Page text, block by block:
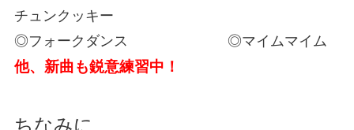
チュンクッキー
◎フォークダンス ◎マイムマイム
他、新曲も鋭意練習中！
ちなみに